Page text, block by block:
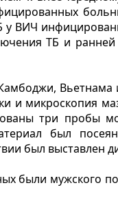
у ВИЧ
ТБ и
и микроскопия
три пробы
был
был выставлен
мужского